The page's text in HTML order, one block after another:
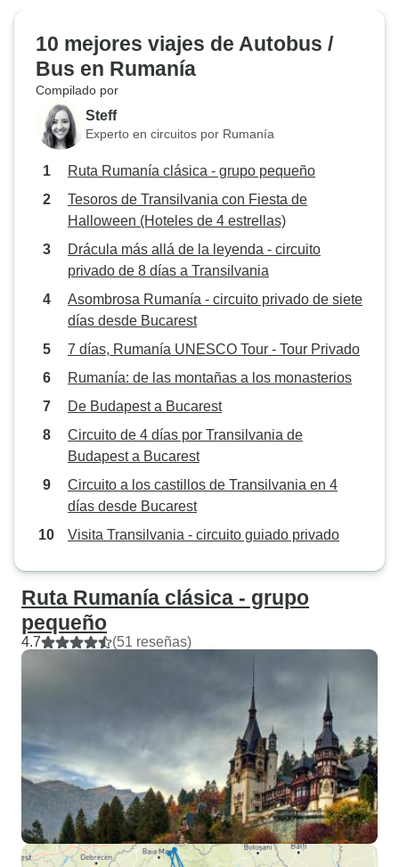
10 mejores viajes de Autobus /
Bus en Rumanía
Compilado por
Steff
Experto en circuitos por Rumanía
Ruta Rumanía clásica - grupo pequeño
Tesoros de Transilvania con Fiesta de
Halloween (Hoteles de 4 estrellas)
Drácula más allá de la leyenda - circuito
privado de 8 días a Transilvania
Asombrosa Rumanía - circuito privado de siete
días desde Bucarest
7 días, Rumanía UNESCO Tour - Tour Privado
Rumanía: de las montañas a los monasterios
De Budapest a Bucarest
Circuito de 4 días por Transilvania de
Budapest a Bucarest
Circuito a los castillos de Transilvania en 4
días desde Bucarest
Visita Transilvania - circuito guiado privado
Ruta Rumanía clásica - grupo
pequeño
4.7 (51 reseñas)